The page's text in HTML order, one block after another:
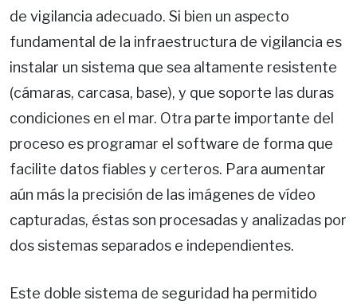
de vigilancia adecuado. Si bien un aspecto
fundamental de la infraestructura de vigilancia es
instalar un sistema que sea altamente resistente
(cámaras, carcasa, base), y que soporte las duras
condiciones en el mar. Otra parte importante del
proceso es programar el software de forma que
facilite datos fiables y certeros. Para aumentar
aún más la precisión de las imágenes de vídeo
capturadas, éstas son procesadas y analizadas por
dos sistemas separados e independientes.
Este doble sistema de seguridad ha permitido